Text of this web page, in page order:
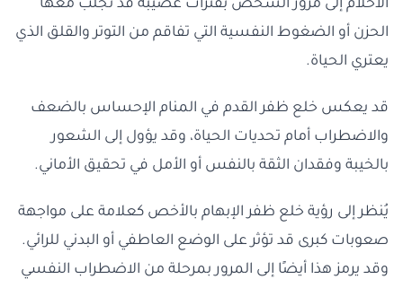
الأحلام إلى مرور الشخص بفترات عصيبة قد تجلب معها
الحزن أو الضغوط النفسية التي تفاقم من التوتر والقلق الذي
يعتري الحياة.
قد يعكس خلع ظفر القدم في المنام الإحساس بالضعف
والاضطراب أمام تحديات الحياة، وقد يؤول إلى الشعور
بالخيبة وفقدان الثقة بالنفس أو الأمل في تحقيق الأماني.
يُنظر إلى رؤية خلع ظفر الإبهام بالأخص كعلامة على مواجهة
صعوبات كبرى قد تؤثر على الوضع العاطفي أو البدني للرائي.
وقد يرمز هذا أيضًا إلى المرور بمرحلة من الاضطراب النفسي